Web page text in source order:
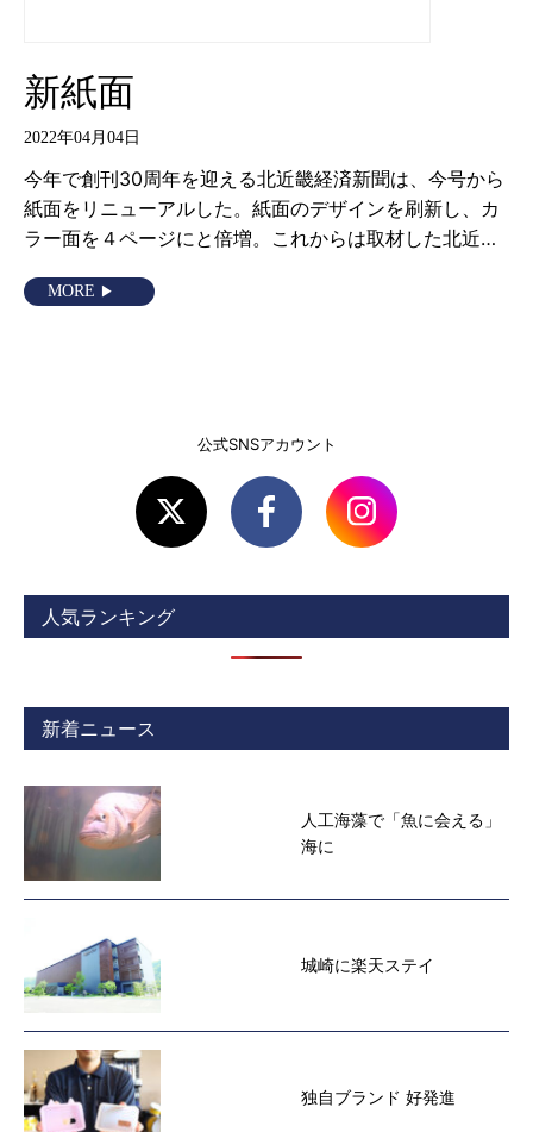
新紙面
2022年04月04日
今年で創刊30周年を迎える北近畿経済新聞は、今号から
紙面をリニューアルした。紙面のデザインを刷新し、カ
ラー面を４ページにと倍増。これからは取材した北近…
MORE
公式SNSアカウント
人気ランキング
新着ニュース
人工海藻で「魚に会える」
海に
城崎に楽天ステイ
独自ブランド 好発進